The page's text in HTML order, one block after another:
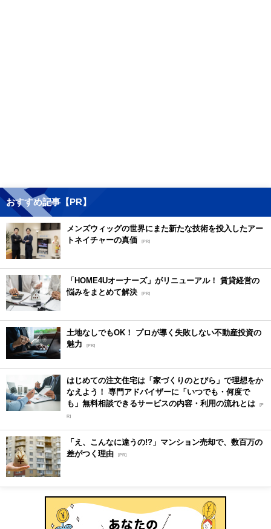
おすすめ記事【PR】
メンズウィッグの世界にまた新たな技術を投入したアー
トネイチャーの真価 [PR]
「HOME4Uオーナーズ」がリニューアル！ 賃貸経営の
悩みをまとめて解決 [PR]
土地なしでもOK！ プロが導く失敗しない不動産投資の
魅力
[PR]
はじめての注文住宅は「家づくりのとびら」で理想をか
なえよう！ 専門アドバイザーに「いつでも・何度で
も」無料相談できるサービスの内容・利用の流れとは [P
R]
「え、こんなに違うの!?」マンション売却で、数百万の
差がつく理由 [PR]